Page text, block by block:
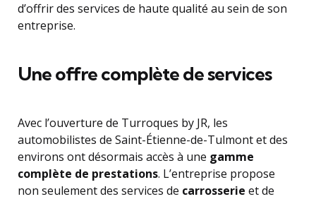
d’offrir des services de haute qualité au sein de son
entreprise.
Une offre complète de services
Avec l’ouverture de Turroques by JR, les
automobilistes de Saint-Étienne-de-Tulmont et des
environs ont désormais accès à une gamme
complète de prestations. L’entreprise propose
non seulement des services de carrosserie et de